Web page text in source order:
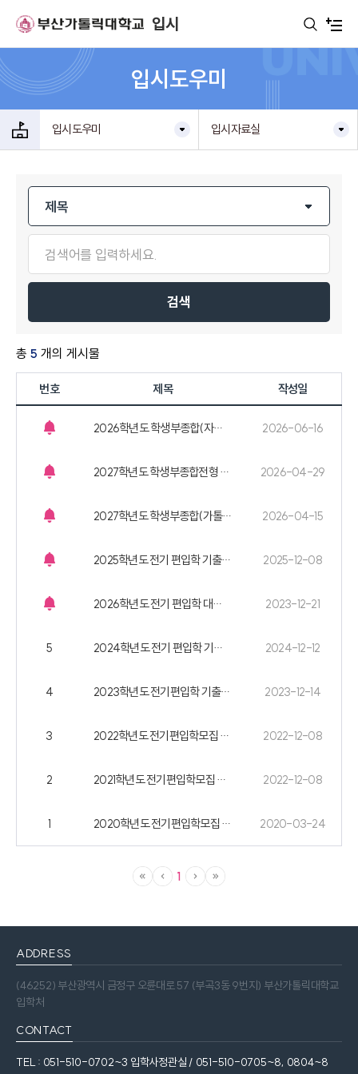
입시
입시도우미
입시도우미 입시자료실
검색
총 5 개의 게시물
번호 제목 작성일
2026학년도 학생부종합(자기추천전형) 비대면 면접 기출 문항 2026-06-16
2027학년도 학생부종합전형 학교생활기록부 대체 서식(선택서류) 2026-04-29
2027학년도 학생부종합(가톨릭지도자추천전형) 추천서 양식 2026-04-15
2025학년도 전기 편입학 기출 문제 2025-12-08
2026학년도 전기 편입학 대체양식 첨부(수료예정확인서) 2023-12-21
5 2024학년도 전기 편입학 기출 문제 2024-12-12
4 2023학년도 전기편입학 기출문제 2023-12-14
3 2022학년도 전기편입학모집 기출문제 2022-12-08
2 2021학년도 전기편입학모집 기출문제 2022-12-08
1 2020학년도 전기편입학모집 기출문제 2020-03-24
1
ADDRESS
(46252) 부산광역시 금정구 오륜대로 57 (부곡3동 9번지) 부산가톨릭대학교
입학처
CONTACT
TEL : 051-510-0702~3 입학사정관실 / 051-510-0705~8, 0804~8